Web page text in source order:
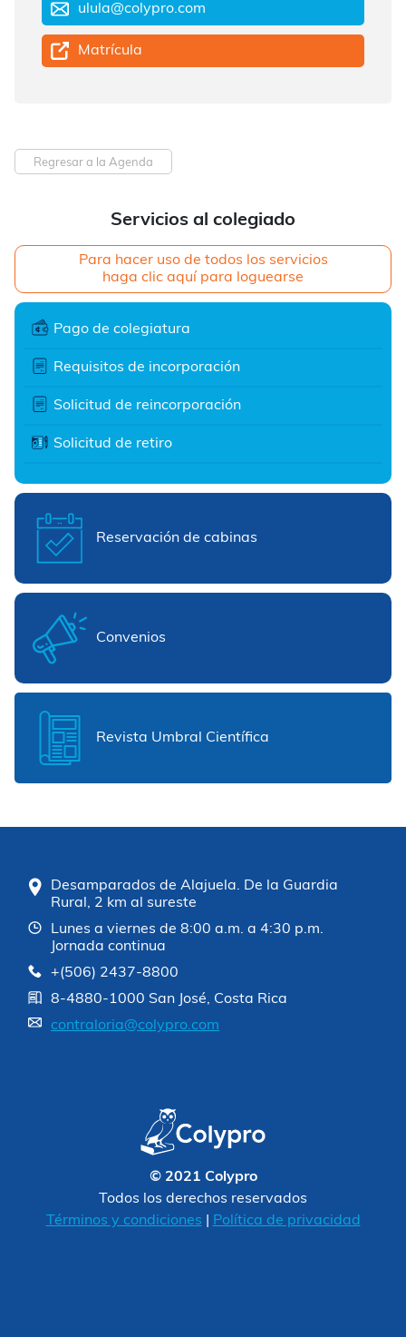
Servicios al colegiado
Para hacer uso de todos los servicios
haga clic aquí para loguearse
Pago de colegiatura
Requisitos de incorporación
Solicitud de reincorporación
Solicitud de retiro
Reservación de cabinas
Convenios
Revista Umbral Científica
ulula@colypro.com
Matrícula
Regresar a la Agenda
Desamparados de Alajuela. De la Guardia
Rural, 2 km al sureste
Lunes a viernes de 8:00 a.m. a 4:30 p.m.
Jornada continua
+(506) 2437-8800
8-4880-1000 San José, Costa Rica
contraloria@colypro.com
© 2021 Colypro
Todos los derechos reservados
Términos y condiciones
Política de privacidad